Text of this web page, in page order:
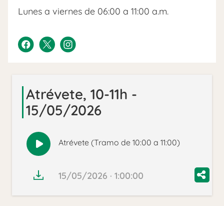
Lunes a viernes de 06:00 a 11:00 a.m.
Atrévete, 10-11h -
15/05/2026
Reproducir
audio
Atrévete (Tramo de 10:00 a 11:00)
15/05/2026 · 1:00:00